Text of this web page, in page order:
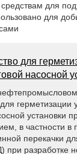
средствам для
для
для
насосной
герметизации
установки
в частности в
перекачки
при разработке